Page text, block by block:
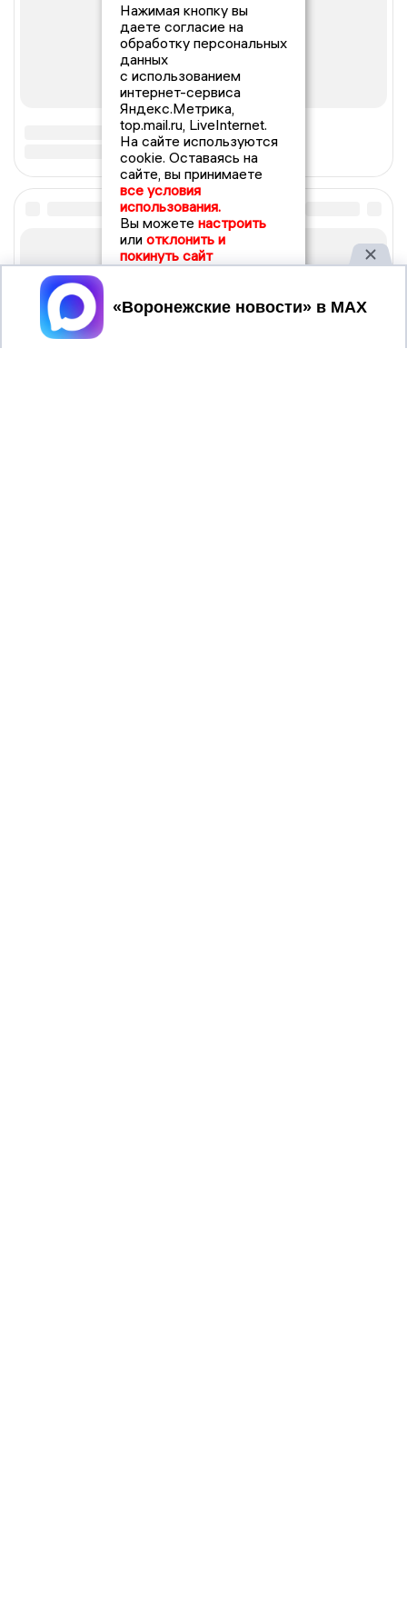
Нажимая кнопку вы
даете согласие на
обработку персональных
данных
с использованием
интернет-сервиса
Яндекс.Метрика,
top.mail.ru, LiveInternet.
На сайте используются
cookie. Оставаясь на
сайте, вы принимаете
все условия
использования.
Вы можете настроить
или отклонить и
покинуть сайт
Принять